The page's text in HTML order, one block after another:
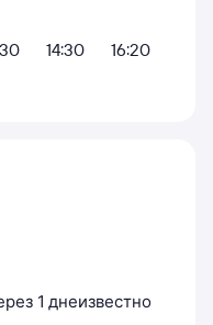
14:30
16:20
1 днеизвестно